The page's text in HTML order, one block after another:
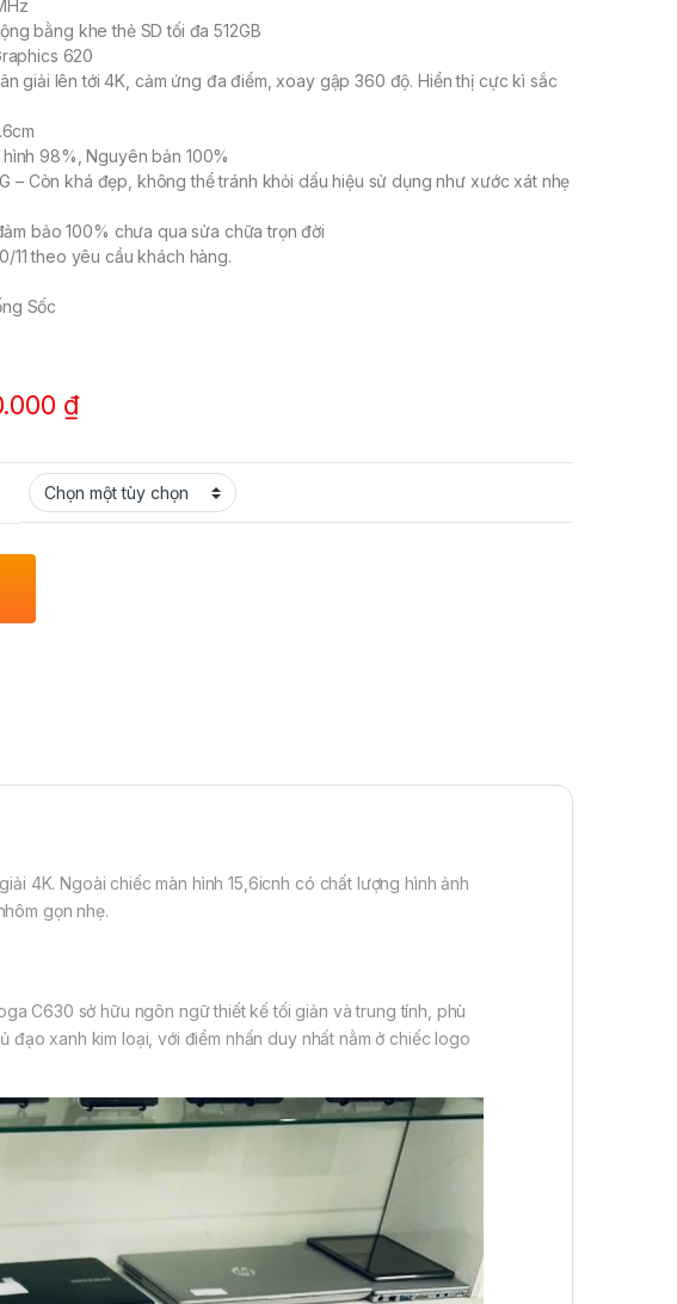
bằng khe thẻ SD tối đa 512GB
620
giải lên tới 4K, cảm ứng đa điểm, xoay gập 360 độ. Hiển thị cực kì sắc
98%, Nguyên bản 100%
– Còn khá đẹp, không thể tránh khỏi dấu hiệu sử dụng như xước xát nhẹ
bảo 100% chưa qua sửa chữa trọn đời
11 theo yêu cầu khách hàng.
Sốc
₫
4K. Ngoài chiếc màn hình 15,6icnh có chất lượng hình ảnh
gọn nhẹ.
C630 sở hữu ngôn ngữ thiết kế tối giản và trung tính, phù
đạo xanh kim loại, với điểm nhấn duy nhất nằm ở chiếc logo